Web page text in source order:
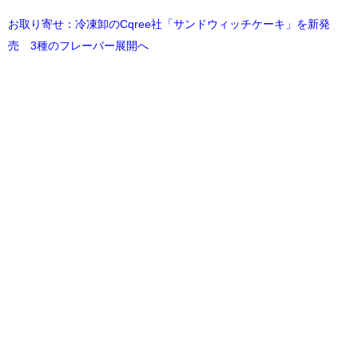
お取り寄せ：冷凍卸のCqree社「サンドウィッチケーキ」を新発
売 3種のフレーバー展開へ